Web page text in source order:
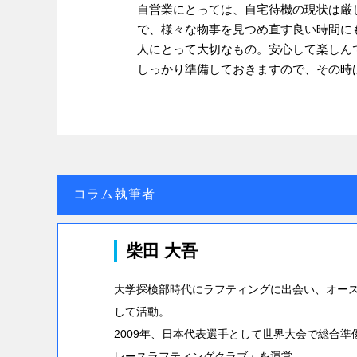
自営業にとっては、自宅待機の現状は
で、様々な物事を見つめ直す良い時間
人にとって大切なもの。安心して楽し
しっかり準備しておきますので、その
コラム執筆者
柴田 大吾
大学探検部時代にラフティングに出会い、オー
して活動。
2009年、日本代表選手として世界大会で総合準